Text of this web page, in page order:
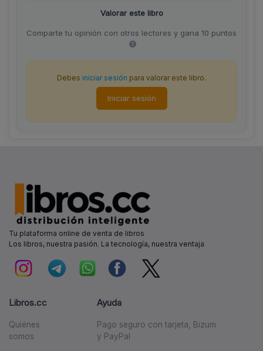
Valorar este libro
Comparte tu opinión con otros lectores y gana 10 puntos
Debes iniciar sesión para valorar este libro.
Iniciar sesión
Tu plataforma online de venta de libros
Los libros, nuestra pasión. La tecnología, nuestra ventaja
Libros.cc
Quiénes
somos
Ayuda
Pago seguro con tarjeta, Bizum
y PayPal